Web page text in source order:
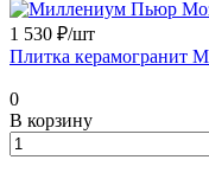
1 530 ₽/шт
Плитка керамогранит
0
В корзину